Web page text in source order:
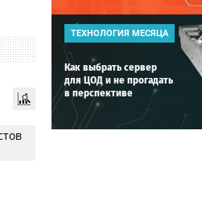
ТЕХНОЛОГИЯ МЕСЯЦА
Как выбрать сервер
для ЦОД и не прогадать
в перспективе